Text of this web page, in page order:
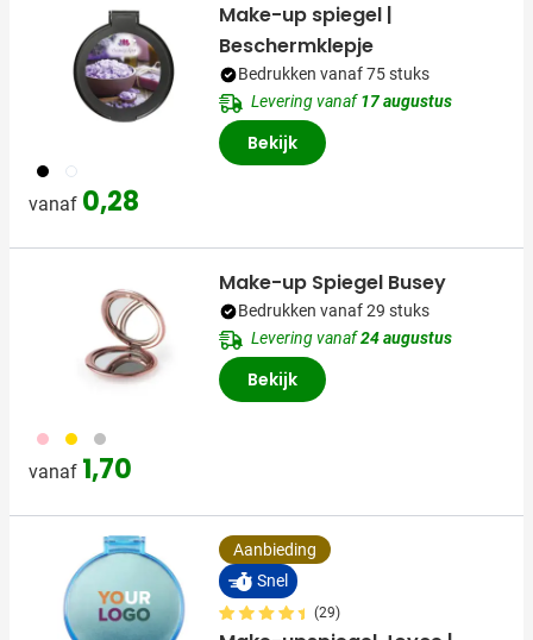
001 002
vanaf 0,28
Make-up spiegel |
Beschermklepje
Bedrukken vanaf 75 stuks
Levering vanaf17 augustus
Bekijk
017 031 032
vanaf 1,70
Make-up Spiegel Busey
Bedrukken vanaf 29 stuks
Levering vanaf24 augustus
Bekijk
Aanbieding
Snel
(29)